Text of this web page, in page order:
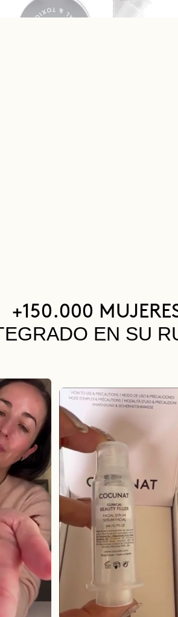
+150.000
EN SU